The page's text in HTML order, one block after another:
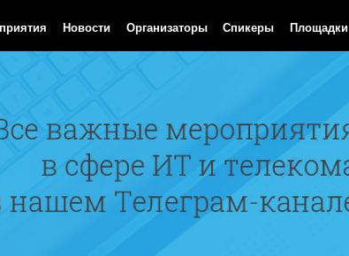
Новости Организаторы Спикеры Площадки